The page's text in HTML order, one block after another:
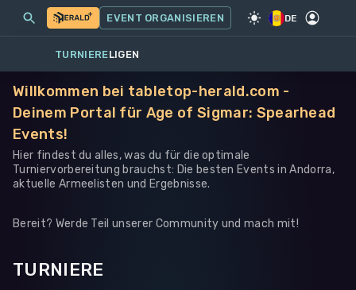
SPIEL·WARHAMMER 40K
MEINE EVENTS MEHR
EVENT ORGANISIEREN DE
TURNIERELIGEN
Willkommen bei tabletop-herald.com -
Deinem Portal für Age of Sigmar: Spearhead
Events!
Hier findest du alles, was du für die optimale
Turniervorbereitung brauchst: Die besten Events in Andorra,
aktuelle Armeelisten und Ergebnisse.
Bereit? Werde Teil unserer Community und mach mit!
TURNIERE